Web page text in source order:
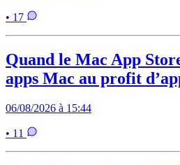
• 17
Quand le Mac App
apps Mac au profit
06/08/2026 à 15:44
• 11